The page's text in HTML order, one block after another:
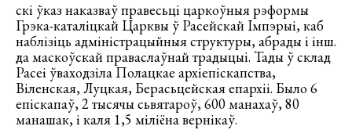
скі ўказ наказваў правесьці царкоўныя рэформы
Грэка-каталіцкай Царквы ў Расейскай Імпэрыі, каб
наблізіць адміністрацыйныя структуры, абрады і інш.
да маскоўскай праваслаўнай традыцыі. Тады ў склад
Расеі ўваходзіла Полацкае архіепіскапства,
Віленская, Луцкая, Берасьцейская епархіі. Было 6
епіскапаў, 2 тысячы сьвятароў, 600 манахаў, 80
манашак, і каля 1,5 міліёна вернікаў.